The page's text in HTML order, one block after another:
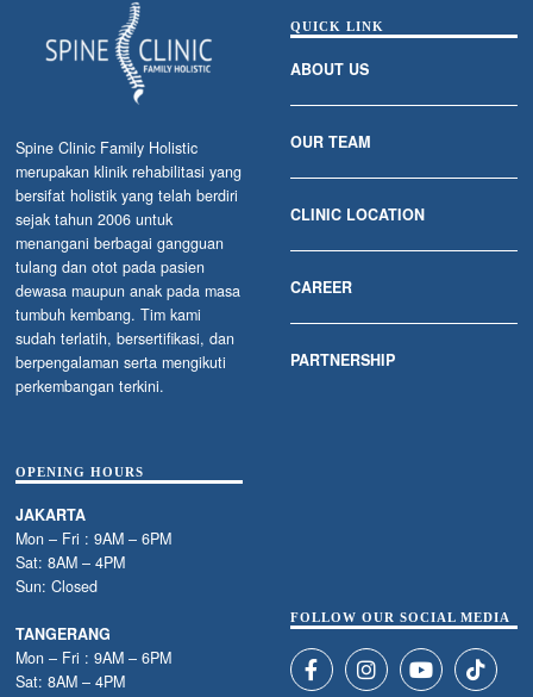
Spine Clinic Family Holistic
merupakan klinik rehabilitasi yang
bersifat holistik yang telah berdiri
sejak tahun 2006 untuk
menangani berbagai gangguan
tulang dan otot pada pasien
dewasa maupun anak pada masa
tumbuh kembang. Tim kami
sudah terlatih, bersertifikasi, dan
berpengalaman serta mengikuti
perkembangan terkini.
QUICK LINK
ABOUT US
OUR TEAM
CLINIC LOCATION
CAREER
PARTNERSHIP
OPENING HOURS
JAKARTA
Mon – Fri : 9AM – 6PM
Sat: 8AM – 4PM
Sun: Closed
TANGERANG
Mon – Fri : 9AM – 6PM
Sat: 8AM – 4PM
FOLLOW OUR SOCIAL MEDIA